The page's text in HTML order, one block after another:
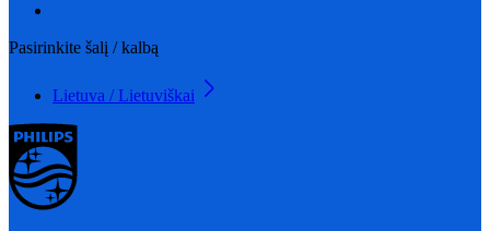
Pasirinkite šalį / kalbą
Lietuva / Lietuviškai